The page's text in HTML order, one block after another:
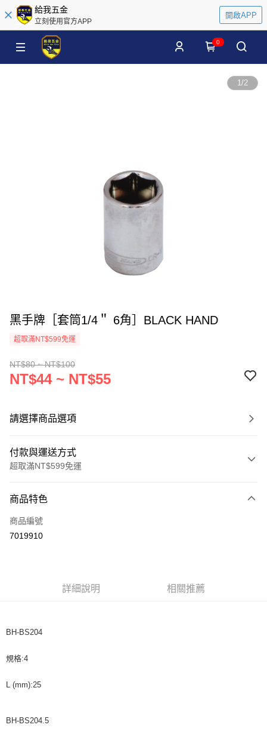
給我五金
立刻使用官方APP
開啟APP
0
1/2
黑手牌［套筒1/4＂ 6角］BLACK HAND
超取滿NT$599免運
NT$80 ~ NT$100
NT$44 ~ NT$55
請選擇商品選項
付款與運送方式
超取滿NT$599免運
信用卡一次付款
超商取貨付款
付款後全家取貨
每筆NT$60，滿NT$599(含以上)免運費
每筆NT$60，滿NT$599(含以上)免運費
商品特色
商品編號
7019910
詳細說明 相關推薦
BH-BS204
規格:4
L (mm):25
BH-BS204.5